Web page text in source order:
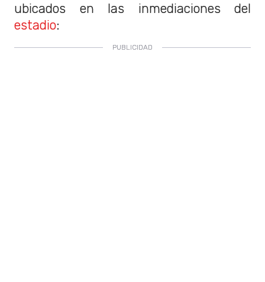
ubicados en las inmediaciones del
estadio: